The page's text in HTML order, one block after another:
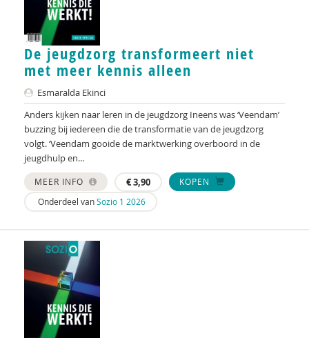
Marijke Booijink
Martijn Bool
Imke Boonen
Els Bos - de Groot
Ferry Boschman
Wilco Bosems
Jenny Boumans
Gianni van den Braak
Margriet Braun
Sonja Brilleslijper-Kater
Jeroen van den Broek
Toine Broekhuis
De jeugdzorg transformeert niet
met meer kennis alleen
Esmaralda Ekinci
Anders kijken naar leren in de jeugdzorg Ineens was ‘Veendam’
buzzing bij iedereen die de transformatie van de jeugdzorg
volgt. ‘Veendam gooide de marktwerking overboord in de
jeugdhulp en...
MEER INFO €3,90
KOPEN
Onderdeel vanSozio 1 2026